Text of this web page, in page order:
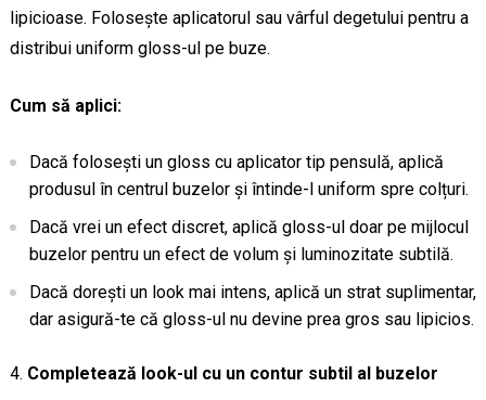
lipicioase. Folosește aplicatorul sau vârful degetului pentru a
distribui uniform gloss-ul pe buze.
Cum să aplici:
Dacă folosești un gloss cu aplicator tip pensulă, aplică
produsul în centrul buzelor și întinde-l uniform spre colțuri.
Dacă vrei un efect discret, aplică gloss-ul doar pe mijlocul
buzelor pentru un efect de volum și luminozitate subtilă.
Dacă dorești un look mai intens, aplică un strat suplimentar,
dar asigură-te că gloss-ul nu devine prea gros sau lipicios.
Completează look-ul cu un contur subtil al buzelor